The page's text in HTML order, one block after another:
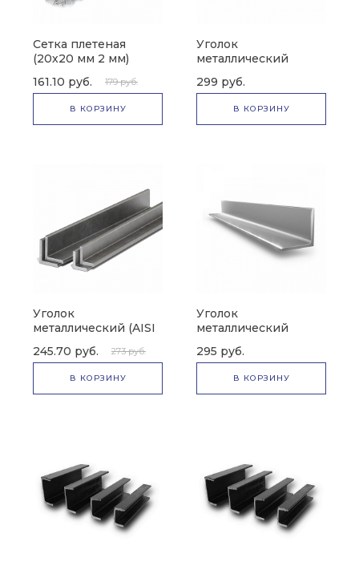
Сетка плетеная
(20х20 мм 2 мм)
161.10 руб.
179 руб.
В КОРЗИНУ
Уголок
металлический
мм 40 мм)
299 руб.
В КОРЗИНУ
Уголок
металлический (AISI
мм)
245.70 руб. 273 руб.
В КОРЗИНУ
Уголок
металлический
20 мм)
295 руб.
В КОРЗИНУ